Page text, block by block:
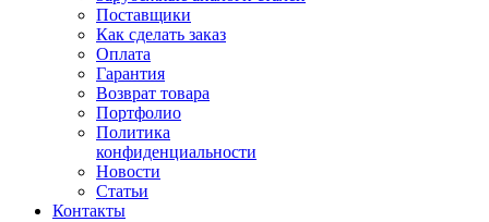
Поставщики
Как сделать заказ
Оплата
Гарантия
Возврат товара
Портфолио
Политика
конфиденциальности
Новости
Статьи
Контакты